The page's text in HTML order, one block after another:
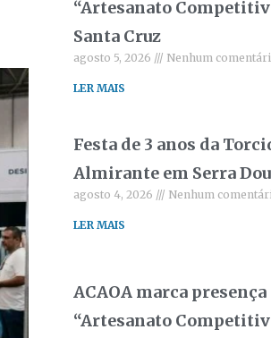
“Artesanato
Santa Cruz
agosto 5, 2026 Nenhum
LER MAIS
Festa de 3 anos da
Almirante em Serra
agosto 4, 2026 Nenhum
LER MAIS
ACAOA marca
“Artesanato